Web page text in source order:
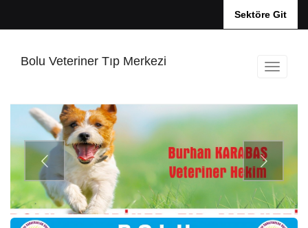
Sektöre Git
Bolu Veteriner Tıp Merkezi